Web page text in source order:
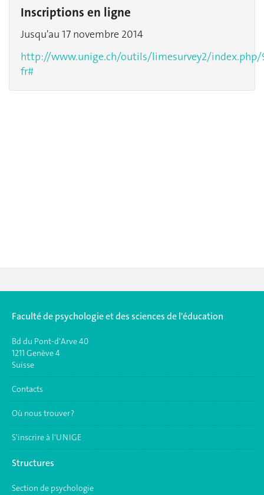
Inscriptions en ligne
Jusqu'au 17 novembre 2014
http://www.unige.ch/outils/limesurvey2/index.php/
fr#
Faculté de psychologie et des sciences de l'éducation
Bd du Pont-d'Arve 40
1211 Genève 4
Suisse
Contacts
Où nous trouver ?
S'inscrire à l'UNIGE
Structures
Section de psychologie